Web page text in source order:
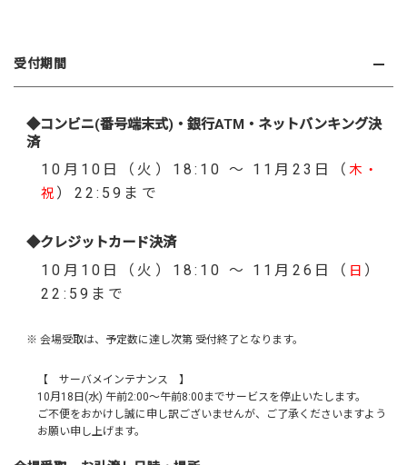
受付期間
◆コンビニ(番号端末式)・銀行ATM・ネットバンキング決
済
10月10日（火）18:10 ～ 11月23日（木・
祝 ）22:59まで
◆クレジットカード決済
10月10日（火）18:10 ～ 11月26日（ 日 ）
22:59まで
※ 会場受取は、予定数に達し次第 受付終了となります。
【 サーバメインテナンス 】
10月18日(水) 午前2:00～午前8:00までサービスを停止いたします。
ご不便をおかけし誠に申し訳ございませんが、ご了承くださいますよう
お願い申し上げます。